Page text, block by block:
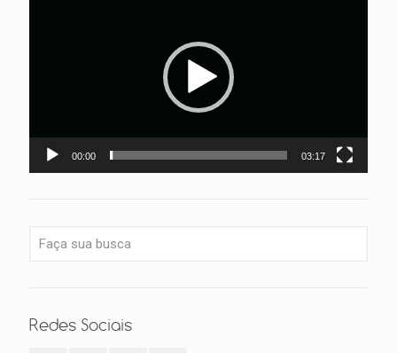
00:00 03:17
Redes Sociais